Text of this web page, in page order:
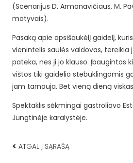
(Scenarijus D. Armanavičiaus, M.
motyvais).
Pasaką apie apsišaukėlį gaidelį,
vienintelis saulės valdovas, tereikia
pateka, nes ji jo klauso. Įbaugintos
vištos tiki gaidelio stebuklingomis
jam tarnauja. Bet vieną dieną
Spektaklis sėkmingai gastroliavo
Jungtinėje karalystėje.
< ATGAL Į SĄRAŠĄ